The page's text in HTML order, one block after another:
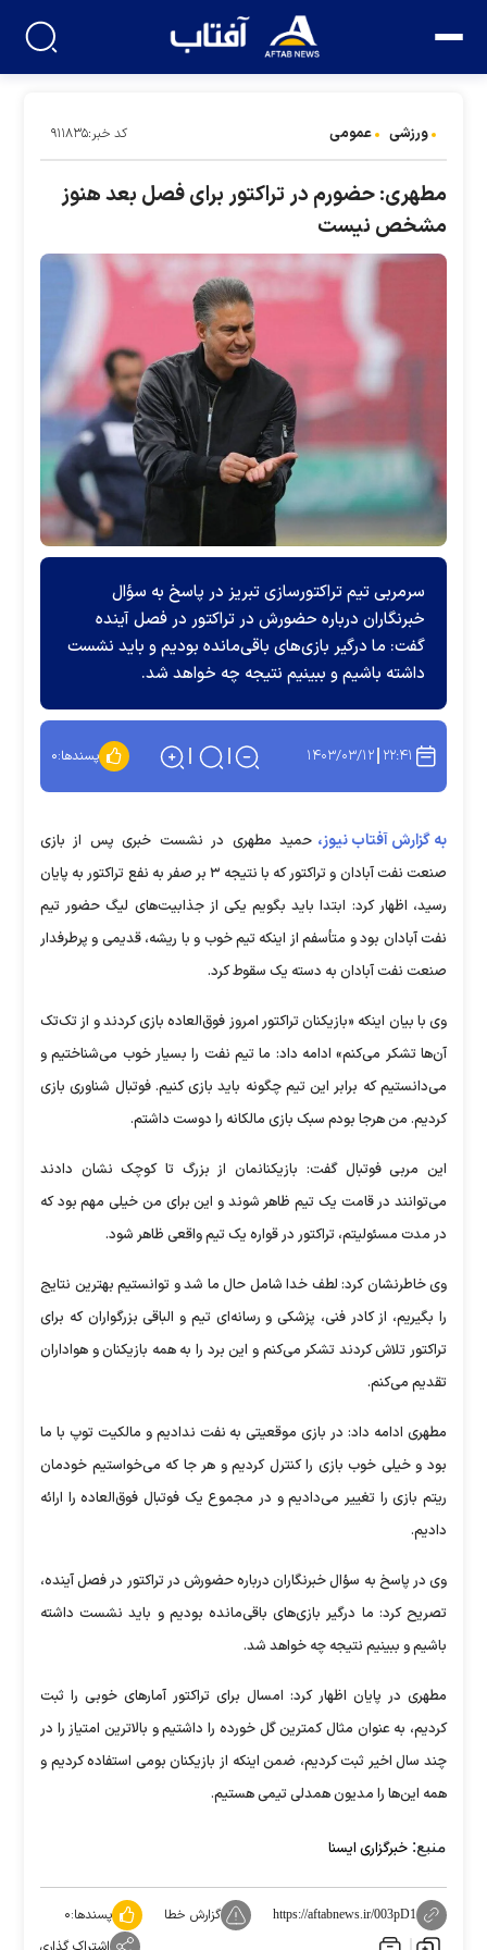
ورزشی عمومی کد خبر:۹۱۱۸۳۵
مطهری: حضورم در تراکتور برای فصل بعد هنوز
مشخص نیست
سرمربی تیم تراکتورسازی تبریز در پاسخ به سؤال
خبرنگاران درباره حضورش در تراکتور در فصل آینده
گفت: ما درگیر بازی‌های باقی‌مانده بودیم و باید نشست
داشته باشیم و ببینیم نتیجه چه خواهد شد.
۲۲:۴۱ ۱۴۰۳/۰۳/۱۲ پسندها:۰
به گزارش آفتاب نیوز، حمید مطهری در نشست خبری پس از بازی
صنعت نفت آبادان و تراکتور که با نتیجه ۳ بر صفر به نفع تراکتور به پایان
رسید، اظهار کرد: ابتدا باید بگویم یکی از جذابیت‌های لیگ حضور تیم
نفت آبادان بود و متأسفم از اینکه تیم خوب و با ریشه، قدیمی و پرطرفدار
صنعت نفت آبادان به دسته یک سقوط کرد.
وی با بیان اینکه «بازیکنان تراکتور امروز فوق‌العاده بازی کردند و از تک‌تک
آن‌ها تشکر می‌کنم» ادامه داد: ما تیم نفت را بسیار خوب می‌شناختیم و
می‌دانستیم که برابر این تیم چگونه باید بازی کنیم. فوتبال شناوری بازی
کردیم. من هرجا بودم سبک بازی مالکانه را دوست داشتم.
این مربی فوتبال گفت: بازیکنانمان از بزرگ تا کوچک نشان دادند
می‌توانند در قامت یک تیم ظاهر شوند و این برای من خیلی مهم بود که
در مدت مسئولیتم، تراکتور در قواره یک تیم واقعی ظاهر شود.
وی خاطرنشان کرد: لطف خدا شامل حال ما شد و توانستیم بهترین نتایج
را بگیریم، از کادر فنی، پزشکی و رسانه‌ای تیم و الباقی بزرگواران که برای
تراکتور تلاش کردند تشکر می‌کنم و این برد را به همه بازیکنان و هواداران
تقدیم می‌کنم.
مطهری ادامه داد: در بازی موقعیتی به نفت ندادیم و مالکیت توپ با ما
بود و خیلی خوب بازی را کنترل کردیم و هر جا که می‌خواستیم خودمان
ریتم بازی را تغییر می‌دادیم و در مجموع یک فوتبال فوق‌العاده را ارائه
دادیم.
وی در پاسخ به سؤال خبرنگاران درباره حضورش در تراکتور در فصل آینده،
تصریح کرد: ما درگیر بازی‌های باقی‌مانده بودیم و باید نشست داشته
باشیم و ببینیم نتیجه چه خواهد شد.
مطهری در پایان اظهار کرد: امسال برای تراکتور آمار‌های خوبی را ثبت
کردیم، به عنوان مثال کمترین گل خورده را داشتیم و بالاترین امتیاز را در
چند سال اخیر ثبت کردیم، ضمن اینکه از بازیکنان بومی استفاده کردیم و
همه این‌ها را مدیون همدلی تیمی هستیم.
منبع: خبرگزاری ایسنا
https://aftabnews.ir/003pD1 گزارش خطا پسندها:۰